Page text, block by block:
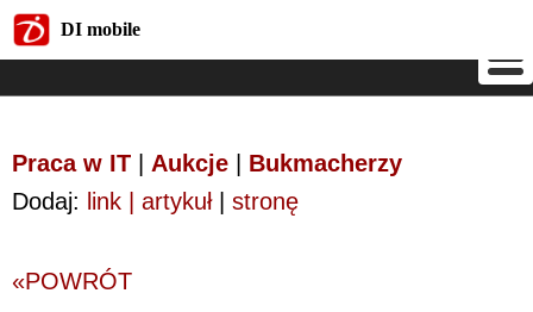
DI mobile
Praca w IT Aukcje
Bukmacherzy
Dodaj: link | artykuł| stronę
«POWRÓT
DI mobile